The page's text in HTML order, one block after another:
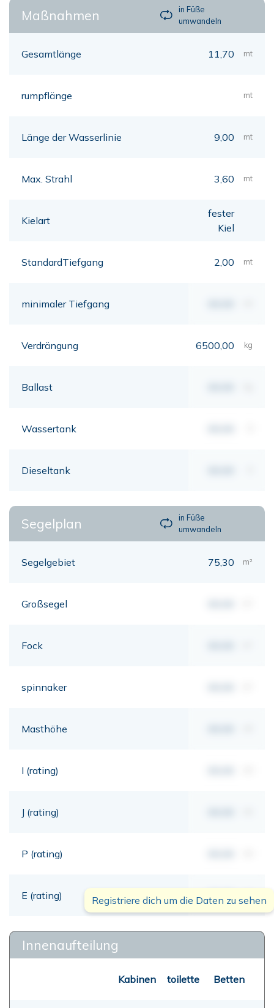
Maßnahmen
in Füße
umwandeln
Gesamtlänge 11,70 mt
rumpflänge mt
Länge der Wasserlinie 9,00 mt
Max. Strahl 3,60 mt
Kielart
fester
Kiel
StandardTiefgang 2,00 mt
minimaler Tiefgang
Verdrängung 6500,00 kg
Ballast
Wassertank
Dieseltank
Segelplan
in Füße
umwandeln
Segelgebiet 75,30 m²
Großsegel
Fock
spinnaker
Masthöhe
I (rating)
J (rating)
P (rating)
E (rating) 00,00 mt
Registriere dich um die Daten zu sehen
Innenaufteilung
Kabinen toilette Betten